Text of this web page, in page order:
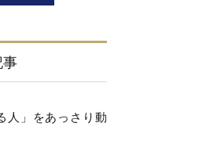
人」をあっさり動